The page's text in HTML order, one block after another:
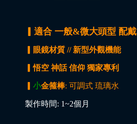
▎適合 一般&微大頭型 配戴
▎眼鏡材質 // 新型外觀機能
▎悟空 神話 信仰 獨家專利
小金箍棒: 可調式 琉璃水
製作時間: 1~2個月